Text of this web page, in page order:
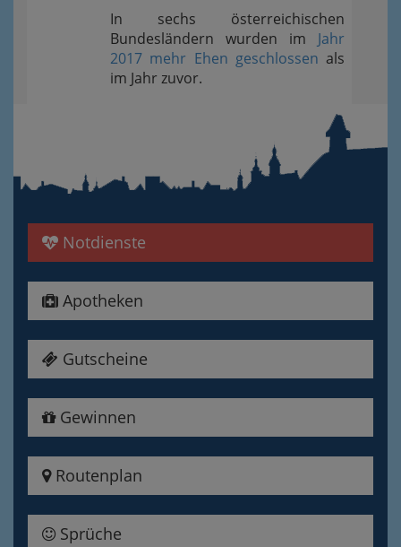
In sechs österreichischen
Bundesländern wurden im Jahr
2017 mehr Ehen geschlossen als
im Jahr zuvor.
Notdienste
Apotheken
Gutscheine
Gewinnen
Routenplan
Sprüche